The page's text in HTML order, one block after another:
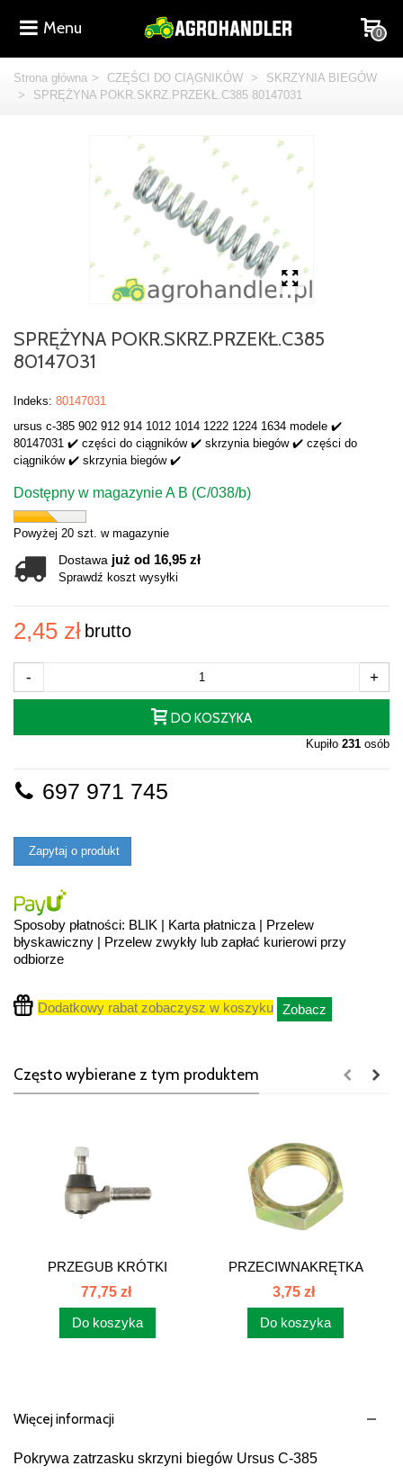
Menu 0
Strona główna > CZĘŚCI DO CIĄGNIKÓW >
SKRZYNIA BIEGÓW
>
SPRĘŻYNA POKR.SKRZ.PRZEKŁ.C385 80147031
SPRĘŻYNA POKR.SKRZ.PRZEKŁ.C385
80147031
Indeks: 80147031
ursus c-385 902 912 914 1012 1014 1222 1224 1634 modele ✔️
80147031 ✔️ części do ciągników ✔️ skrzynia biegów ✔️ części do
ciągników ✔️ skrzynia biegów ✔️
Dostępny w magazynie A B (C/038/b)
Powyżej 20 szt. w magazynie
Dostawa już od 16,95 zł
Sprawdź koszt wysyłki
2,45 zł brutto
- +
DO KOSZYKA
Kupiło 231 osób
697 971 745
Zapytaj o produkt
Sposoby płatności: BLIK | Karta płatnicza | Przelew
błyskawiczny | Przelew zwykły lub zapłać kurierowi przy
odbiorze
Dodatkowy rabat zobaczysz w koszyku Zobacz
Często wybierane z tym produktem
PRZEGUB KRÓTKI
PRAWY C385 88221119
77,75 zł
Do koszyka
PRZECIWNAKRĘTKA
M22x1.5...
3,75 zł
Do koszyka
Więcej informacji
Pokrywa zatrzasku skrzyni biegów Ursus C-385